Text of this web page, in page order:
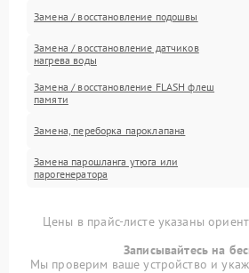
Замена / восстановление подошвы
Замена / восстановление датчиков
нагрева воды
Замена / восстановление FLASH флеш
памяти
Замена, переборка пароклапана
Замена парошланга утюга или
парогенератора
Цены в прайс-листе указаны
Записывайтесь на
Мы проверим ваше устройство и